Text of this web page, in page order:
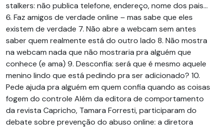
stalkers: não publica telefone, endereço, nome dos pais…
6. Faz amigos de verdade online – mas sabe que eles
existem de verdade 7. Não abre a webcam sem antes
saber quem realmente está do outro lado 8. Não mostra
na webcam nada que não mostraria pra alguém que
conhece (e ama) 9. Desconfia: será que é mesmo aquele
menino lindo que está pedindo pra ser adicionado? 10.
Pede ajuda pra alguém em quem confia quando as coisas
fogem do controle Além da editora de comportamento
da revista Capricho, Tamara Forresti, participaram do
debate sobre prevenção do abuso online: a diretora